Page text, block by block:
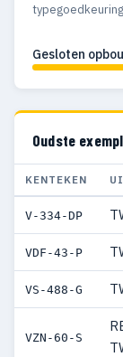
Gesloten
Oudste
KENTEKEN
V-334-DP
VDF-43-P
VS-488-G
VZN-60-S